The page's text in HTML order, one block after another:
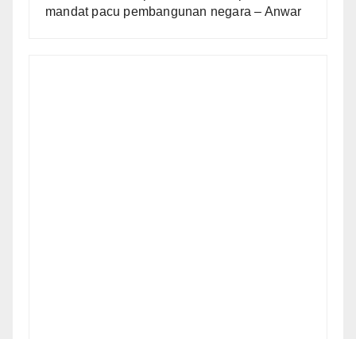
mandat pacu pembangunan negara – Anwar